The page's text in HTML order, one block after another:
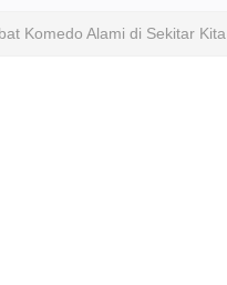
Komedo Alami di Sekitar Kita